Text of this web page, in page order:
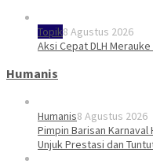
Topik8 Agustus 2026
Aksi Cepat DLH
Humanis
Humanis8 Agustus 2026
Pimpin Barisan Karnaval
Unjuk Prestasi dan